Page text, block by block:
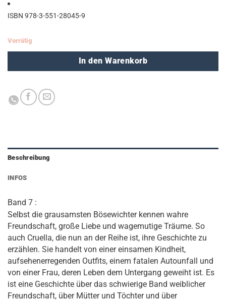
ISBN 978-3-551-28045-9
Vorrätig
In den Warenkorb
Beschreibung
INFOS
Band 7 :
Selbst die grausamsten Bösewichter kennen wahre
Freundschaft, große Liebe und wagemutige Träume. So
auch Cruella, die nun an der Reihe ist, ihre Geschichte zu
erzählen. Sie handelt von einer einsamen Kindheit,
aufsehenerregenden Outfits, einem fatalen Autounfall und
von einer Frau, deren Leben dem Untergang geweiht ist. Es
ist eine Geschichte über das schwierige Band weiblicher
Freundschaft, über Mütter und Töchter und über